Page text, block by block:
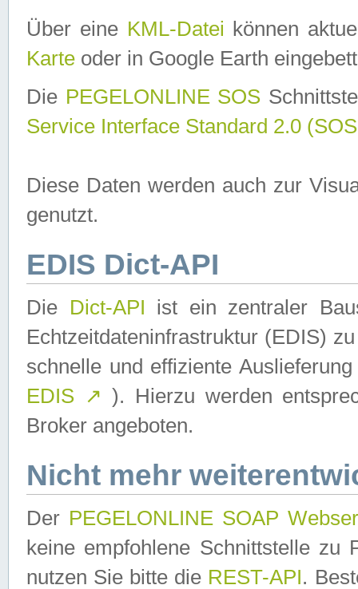
Über eine KML-Datei können
Karte oder in Google Earth
Die PEGELONLINE SOS
Service Interface Standard 2.0
Diese Daten werden auch zur
genutzt.
EDIS Dict-API
Die Dict-API ist ein zentraler
Echtzeitdateninfrastruktur (EDIS)
schnelle und effiziente
EDIS ↗ ). Hierzu werden
Broker angeboten.
Nicht mehr
Der PEGELONLINE SOAP
keine empfohlene Schnittstelle zu
nutzen Sie bitte die REST-API.